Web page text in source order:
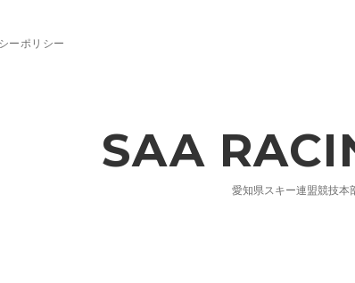
ーポリシー
SAA
愛知県スキー連盟競技本